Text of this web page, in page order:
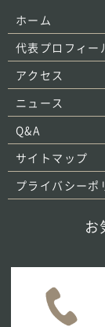
ホーム
代表プロフィー
アクセス
ニュース
Q&A
サイトマップ
プライバシーポ
お